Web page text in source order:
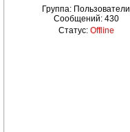
Группа: Пользователи
Сообщений: 430
Статус: Offline